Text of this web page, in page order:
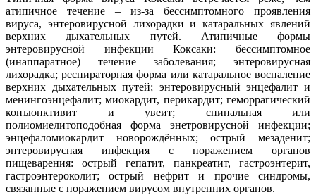
атипичное течение – из-за бессимптомного проявления
вируса, энтеровирусной лихорадки и катаральных явлений
верхних дыхательных путей. Атипичные формы
энтеровирусной инфекции Коксаки: бессимптомное
(инаппаратное) течение заболевания; энтеровирусная
лихорадка; респираторная форма или катаральное воспаление
верхних дыхательных путей; энтеровирусный энцефалит и
менингоэнцефалит; миокардит, перикардит; геморрагический
конъюнктивит и увеит; спинальная или
полиомиелитоподобная форма энетровирусной инфекции;
энцефаломиокардит новорождённых; острый мезаденит;
энтеровирусная инфекция с поражением органов
пищеварения: острый гепатит, панкреатит, гастроэнтерит,
гастроэнтероколит; острый нефрит и прочие синдромы,
связанные с поражением вирусом внутренних органов.